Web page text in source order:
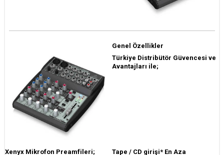
Genel Özellikler
Türkiye Distribütör Güvencesi ve
Avantajları ile;
Xenyx Mikrofon Preamfileri; Tape / CD girişi* En Aza